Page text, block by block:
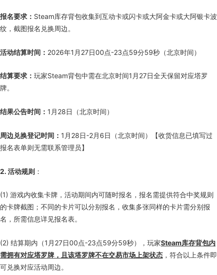
报名要求： Steam库存背包收集到互动卡或闪卡或大阿金卡或大阿银卡波
纹，截图报名兑换周边。
活动结算时间： 2026年1月27日00点-23点59分59秒（北京时间）
结算要求： 玩家Steam背包中需在北京时间1月27日全天保留对应塔罗
牌。
结果公告时间： 1月28日（北京时间）
周边兑换登记时间： 1月28日-2月6日（北京时间）【收货信息已填写过
报名表单则无需联系管理员】
2. 活动规则 ：
(1) 游戏内收集卡牌，活动期间内可随时报名，报名需提供符合中奖规则
的卡牌截图；不同的卡片可以分别报名，收集多张同样的卡片需分别报
名，所需信息详见报名表。
(2) 结算期内（1月27日00点-23点59分59秒），玩家Steam库存背包内
需拥有对应塔罗牌，且该塔罗牌不在交易市场上架状态 ，符合以上条件即
可兑换对应活动周边。